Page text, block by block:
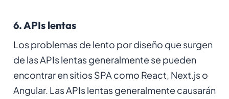
6. APIs lentas
Los problemas de lento por diseño que surgen
de las APIs lentas generalmente se pueden
encontrar en sitios SPA como React, Next.js o
Angular. Las APIs lentas generalmente causarán